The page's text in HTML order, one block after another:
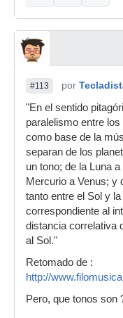
#113 por
"En el sentido
paralelismo entre
como base de la
separan de los
un tono; de la Luna
Mercurio a Venus; y
tanto entre el Sol y
correspondiente al
distancia correlativa
al Sol."
Retomado de :
http://
Pero, que tonos son